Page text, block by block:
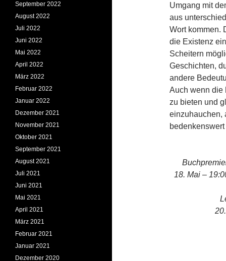
Umgang mit
aus
Wort kommen.
die Existenz
Scheitern
Geschichten,
andere
Auch wenn die
zu bieten und
einzuhauchen,
18. Mai –
September 2022
August 2022
Juli 2022
Juni 2022
Mai 2022
April 2022
März 2022
Februar 2022
Januar 2022
Dezember 2021
November 2021
Oktober 2021
September 2021
August 2021
Juli 2021
Juni 2021
Mai 2021
April 2021
März 2021
Februar 2021
Januar 2021
Dezember 2020